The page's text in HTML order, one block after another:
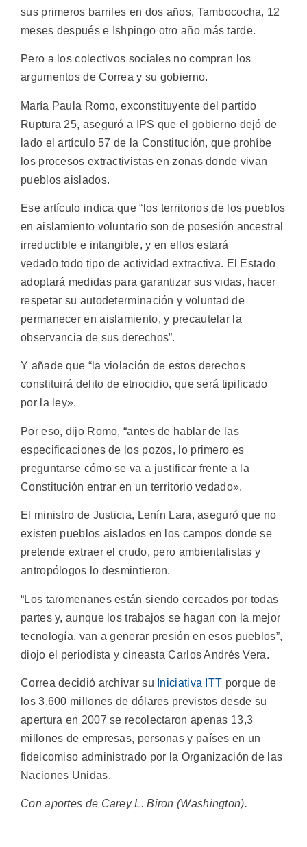
sus primeros barriles en dos años, Tambococha, 12
meses después e Ishpingo otro año más tarde.
Pero a los colectivos sociales no compran los
argumentos de Correa y su gobierno.
María Paula Romo, exconstituyente del partido
Ruptura 25, aseguró a IPS que el gobierno dejó de
lado el artículo 57 de la Constitución, que prohíbe
los procesos extractivistas en zonas donde vivan
pueblos aislados.
Ese artículo indica que “los territorios de los pueblos
en aislamiento voluntario son de posesión ancestral
irreductible e intangible, y en ellos estará
vedado todo tipo de actividad extractiva. El Estado
adoptará medidas para garantizar sus vidas, hacer
respetar su autodeterminación y voluntad de
permanecer en aislamiento, y precautelar la
observancia de sus derechos”.
Y añade que “la violación de estos derechos
constituirá delito de etnocidio, que será tipificado
por la ley».
Por eso, dijo Romo, “antes de hablar de las
especificaciones de los pozos, lo primero es
preguntarse cómo se va a justificar frente a la
Constitución entrar en un territorio vedado».
El ministro de Justicia, Lenín Lara, aseguró que no
existen pueblos aislados en los campos donde se
pretende extraer el crudo, pero ambientalistas y
antropólogos lo desmintieron.
“Los taromenanes están siendo cercados por todas
partes y, aunque los trabajos se hagan con la mejor
tecnología, van a generar presión en esos pueblos”,
diojo el periodista y cineasta Carlos Andrés Vera.
Correa decidió archivar su Iniciativa ITT porque de
los 3.600 millones de dólares previstos desde su
apertura en 2007 se recolectaron apenas 13,3
millones de empresas, personas y países en un
fideicomiso administrado por la Organización de las
Naciones Unidas.
Con aportes de Carey L. Biron (Washington).